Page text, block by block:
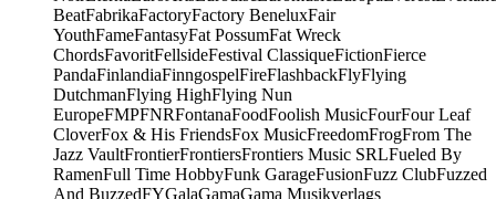
BeatFabrikaFactoryFactory BeneluxFair
YouthFameFantasyFat PossumFat Wreck
ChordsFavoritFellsideFestival ClassiqueFictionFierce
PandaFinlandiaFinngospelFireFlashbackFlyFlying
DutchmanFlying HighFlying Nun
EuropeFMPFNRFontanaFoodFoolish MusicFourFour Leaf
CloverFox & His FriendsFox MusicFreedomFrogFrom The
Jazz VaultFrontierFrontiersFrontiers Music SRLFueled By
RamenFull Time HobbyFunk GarageFusionFuzz ClubFuzzed
And BuzzedFYGalaGamaGama Musikverlags